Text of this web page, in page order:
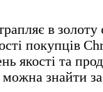
в золоту
покупців
якості та
можна знайти